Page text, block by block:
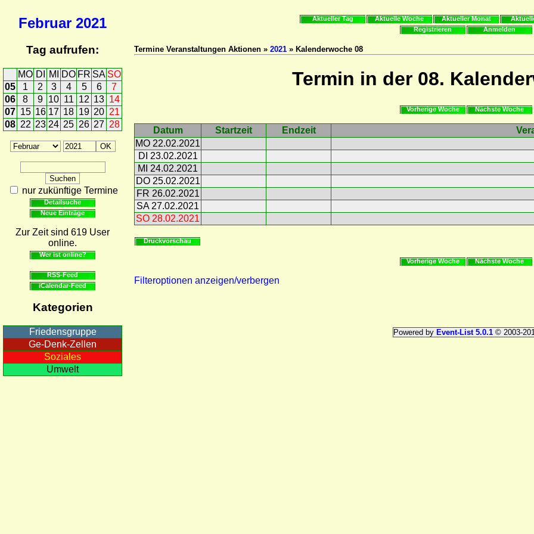
Februar 2021
Tag aufrufen:
MO DI MI DO FR SA SO
05
1 2 3 4 5 6
7
06
8 9 10 11 12 13 14
07 15 16 17 18 19 20 21
08 22 23 24 25 26 27 28
nur zukünftige Termine
Detailsuche
Neue Einträge
Zur Zeit sind 619 User
online.
Wer ist online?
RSS-Feed
iCalendar-Feed
Kategorien
Friedensgruppe
Ge-Denk-Zellen
Soziales
Umwelt
Aktueller Tag Aktuelle Woche Aktueller Monat
Registrieren
Anmelden
Termine Veranstaltungen Aktionen » 2021 » Kalenderwoche 08
Termin in der 08.
Vorherige Woche Nächste Woche
Datum Startzeit Endzeit
MO 22.02.2021
DI 23.02.2021
MI 24.02.2021
DO 25.02.2021
FR 26.02.2021
SA 27.02.2021
SO 28.02.2021
Druckvorschau
Vorherige Woche Nächste Woche
Filteroptionen anzeigen/verbergen
Powered by Event-List 5.0.1© 2003-